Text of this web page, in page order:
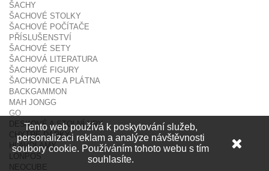
ŠACHY
ŠACHOVÉ STOLKY
ŠACHOVÉ POČÍTAČE
PŘÍSLUŠENSTVÍ
ŠACHOVÉ SETY
ŠACHOVÁ LITERATURA
ŠACHOVÉ FIGURY
ŠACHOVNICE A PLÁTNA
BACKGAMMON
MAH JONGG
GO
DESKOVÉ A STOLNÍ HRY
CHYTRÉ DÁRKY
HLAVOLAMY
LONPOS
NEOCUBE
Tento web používá k poskytování služeb,
personalizaci reklam a analýze návštěvnosti
soubory cookie. Používáním tohoto webu s tím
souhlasíte.